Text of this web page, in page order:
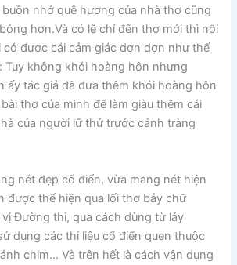
nhớ quê hương của nhà thơ cũng
hơn.Và có lẽ chỉ đến thơ mới thì nỗi
có được cái cảm giác dợn dợn như thế
Tuy không khói hoàng hôn nhưng
ấy tác giả đã đưa thêm khói hoàng hôn
thơ của mình để làm giàu thêm cái
của người lữ thứ trước cảnh tràng
nét đẹp cổ điển, vừa mang nét hiện
được thể hiện qua lối thơ bảy chữ
Đường thi, qua cách dùng từ láy
dụng các thi liệu cổ điển quen thuộc
chim… Và trên hết là cách vận dụng